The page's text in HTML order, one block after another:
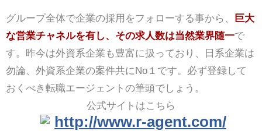
グループ全体で企業の採用をフォローする事から、
巨大
な営業チャネルを有し、その求人数は当然業界随一で
す。昨今は外資系企業も豊富に扱っており、日系企業は
勿論、外資系企業の案件共にNo１です。必ず登録して
おくべき転職エージェントの筆頭でしょう。
公式サイトはこちら
http://www.r-agent.com/